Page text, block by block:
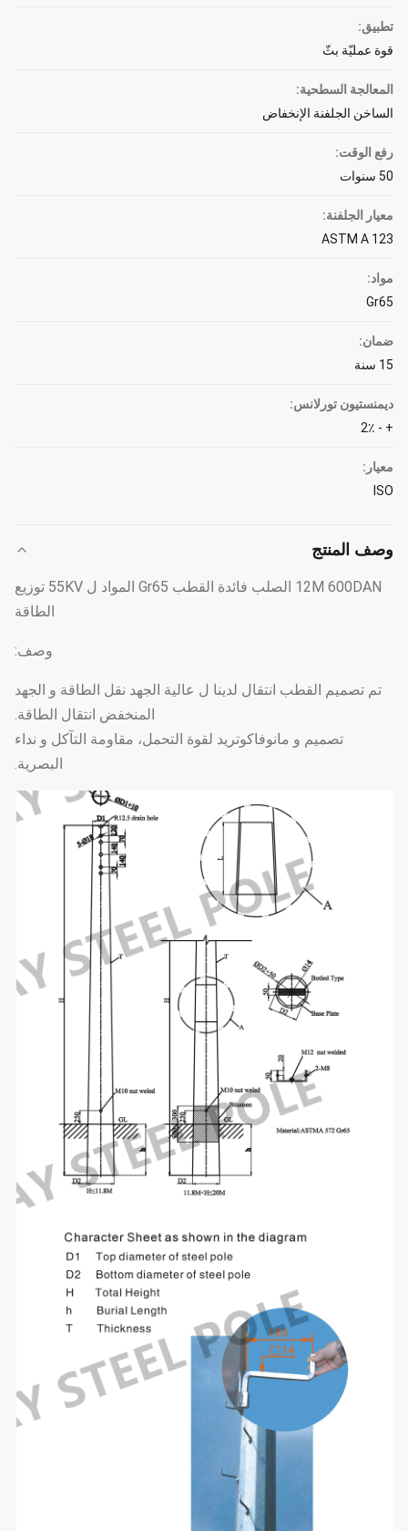
تطبيق:
قوة عمليّة بثّ
المعالجة السطحية:
الساخن الجلفنة الإنخفاض
رفع الوقت:
50 سنوات
معيار الجلفنة:
ASTM A 123
مواد:
Gr65
ضمان:
15 سنة
ديمنستيون تورلانس:
+ - 2٪
معيار:
ISO
وصف المنتج
12M 600DAN الصلب فائدة القطب Gr65 المواد ل 55KV توزيع
الطاقة
وصف:
تم تصميم القطب انتقال لدينا ل عالية الجهد نقل الطاقة و الجهد
المنخفض انتقال الطاقة.
تصميم و مانوفاكوتريد لقوة التحمل، مقاومة التآكل و نداء
البصرية.